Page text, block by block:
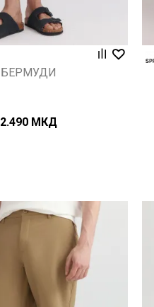
БЕРМУДИ
2.490 МКД